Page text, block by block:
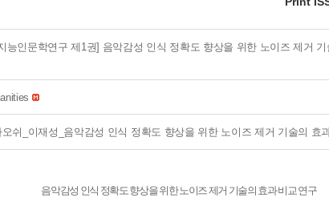
능인문학연구 제1권] 음악감성 인식 정확도 향상을 위한 노이즈 제거
오쉬_이재성_음악감성 인식 정확도 향상을 위한 노이즈 제거 기술의 효
음악감성 인식 정확도 향상을 위한노이즈 제거 기술의 효과 비교 연구